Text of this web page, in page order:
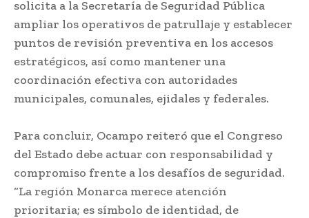
solicita a la Secretaría de Seguridad Pública
ampliar los operativos de patrullaje y establecer
puntos de revisión preventiva en los accesos
estratégicos, así como mantener una
coordinación efectiva con autoridades
municipales, comunales, ejidales y federales.
Para concluir, Ocampo reiteró que el Congreso
del Estado debe actuar con responsabilidad y
compromiso frente a los desafíos de seguridad.
“La región Monarca merece atención
prioritaria; es símbolo de identidad, de